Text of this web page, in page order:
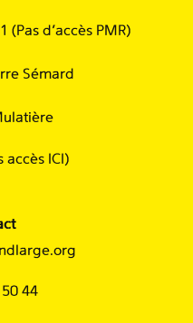
(Pas d'accès PMR)
Sémard
accès ICI )
44